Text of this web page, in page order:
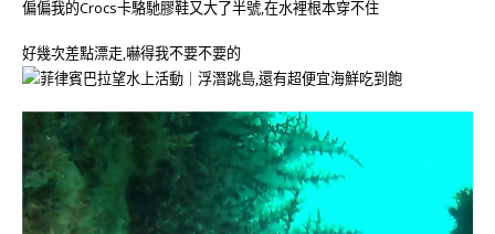
偏偏我的Crocs卡駱馳膠鞋又大了半號,在水裡根本穿不住
好幾次差點漂走,嚇得我不要不要的